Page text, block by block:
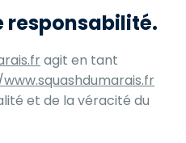
responsabilité.
agit en tant
et de la véracité du